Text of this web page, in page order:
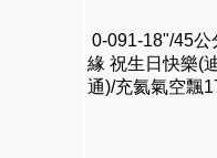
0-091-18"/45公
緣 祝生日快樂(
通)/充氦氣空飄